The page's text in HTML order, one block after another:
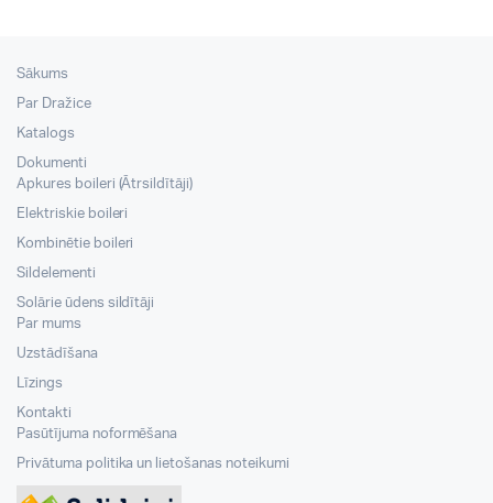
Sākums
Par Dražice
Katalogs
Dokumenti
Apkures boileri (Ātrsildītāji)
Elektriskie boileri
Kombinētie boileri
Sildelementi
Solārie ūdens sildītāji
Par mums
Uzstādīšana
Līzings
Kontakti
Pasūtījuma noformēšana
Privātuma politika un lietošanas noteikumi